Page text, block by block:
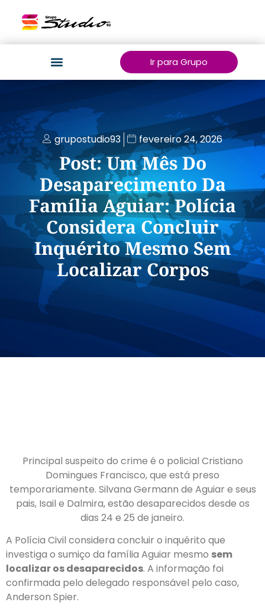
Ir para Grupo
grupostudio93 fevereiro 24, 2026
Post: Um Mês Do
Desaparecimento Da
Família Aguiar: Polícia
Considera Concluir
Inquérito Mesmo Sem
Localizar Corpos
Principal suspeito do crime é o policial Cristiano
Domingues Francisco, que está preso
temporariamente. Silvana Germann de Aguiar e seus
pais, Isail e Dalmira, estão desaparecidos desde os
dias 24 e 25 de janeiro.
A Polícia Civil considera concluir o inquérito que
investiga o sumiço da família Aguiar mesmo sem
localizar os desaparecidos. A informação foi
confirmada pelo delegado responsável pelo caso,
Anderson Spier.